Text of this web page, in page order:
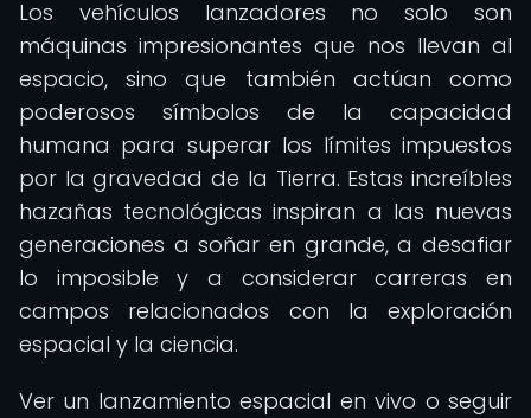
Los vehículos lanzadores no solo son
máquinas impresionantes que nos llevan al
espacio, sino que también actúan como
poderosos símbolos de la capacidad
humana para superar los límites impuestos
por la gravedad de la Tierra. Estas increíbles
hazañas tecnológicas inspiran a las nuevas
generaciones a soñar en grande, a desafiar
lo imposible y a considerar carreras en
campos relacionados con la exploración
espacial y la ciencia.
Ver un lanzamiento espacial en vivo o seguir